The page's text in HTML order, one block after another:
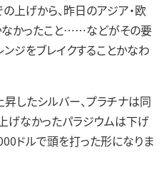
上げから、昨日のアジア・欧
なかったこと……などがその要
ンジをブレイクすることかなわ
したシルバー、プラチナは同
げなかったパラジウムは下げ
ドルで頭を打った形になりま